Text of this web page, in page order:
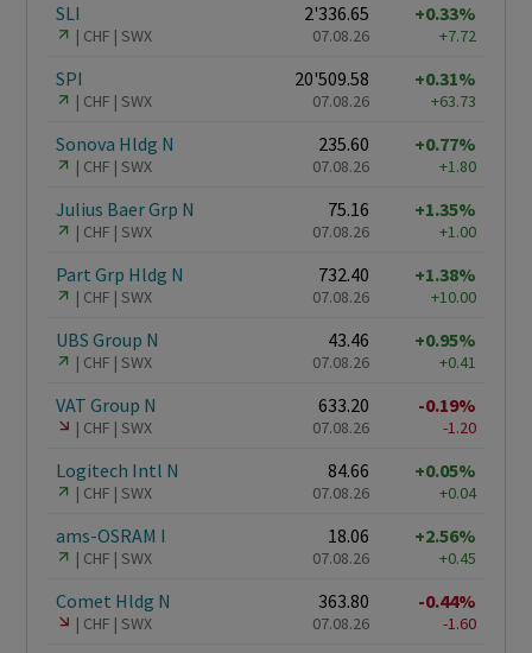
SLI
CHF SWX
2'336.65
07.08.26
+0.33%
+7.72
SPI
CHF SWX
20'509.58
07.08.26
+0.31%
+63.73
Sonova Hldg N
CHF SWX
235.60
07.08.26
+0.77%
+1.80
Julius Baer Grp N
CHF SWX
75.16
07.08.26
+1.35%
+1.00
Part Grp Hldg N
CHF SWX
732.40
07.08.26
+1.38%
+10.00
UBS Group N
CHF SWX
43.46
07.08.26
+0.95%
+0.41
VAT Group N
CHF SWX
633.20
07.08.26
-0.19%
-1.20
Logitech Intl N
CHF SWX
84.66
07.08.26
+0.05%
+0.04
ams-OSRAM I
CHF SWX
18.06
07.08.26
+2.56%
+0.45
Comet Hldg N
CHF SWX
363.80
07.08.26
-0.44%
-1.60